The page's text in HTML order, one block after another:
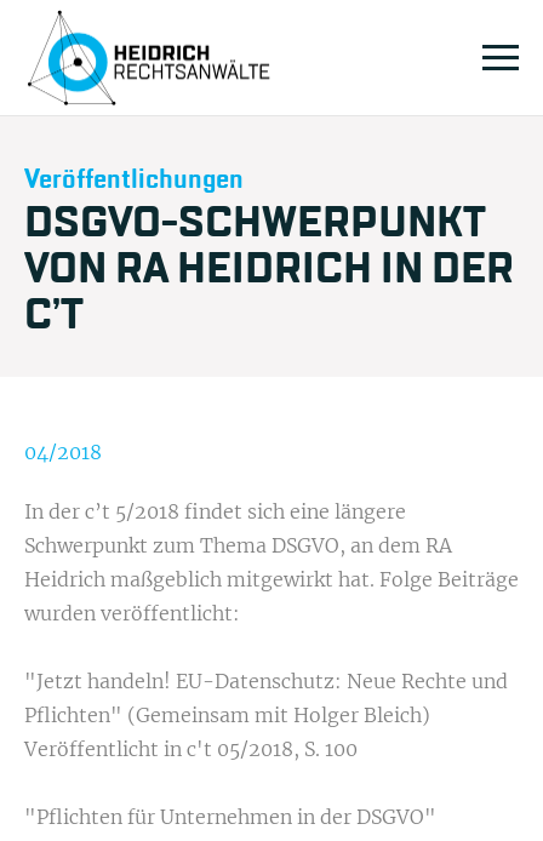
Veröffentlichungen
DSGVO-SCHWERPUNKT
VON RA HEIDRICH IN DER
C’T
04/2018
In der c’t 5/2018 findet sich eine längere
Schwerpunkt zum Thema DSGVO, an dem RA
Heidrich maßgeblich mitgewirkt hat. Folge Beiträge
wurden veröffentlicht:
"Jetzt handeln! EU-Datenschutz: Neue Rechte und
Pflichten" (Gemeinsam mit Holger Bleich)
Veröffentlicht in c't 05/2018, S. 100
"Pflichten für Unternehmen in der DSGVO"